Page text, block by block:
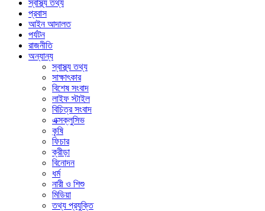
স্বাস্থ্য তথ্য
প্রবাস
আইন আদালত
পর্যটন
রাজনীতি
অন্যান্য
স্বাস্থ্য তথ্য
সাক্ষাৎকার
বিশেষ সংবাদ
লাইফ স্টাইল
বিচিত্র সংবাদ
এক্সক্লুসিভ
কৃষি
ফিচার
ক্রীড়া
বিনোদন
ধর্ম
নারী ও শিশু
মিডিয়া
তথ্য প্রযুক্তি